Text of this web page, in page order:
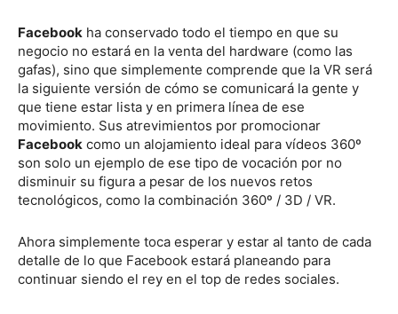
Facebook ha conservado todo el tiempo en que su
negocio no estará en la venta del hardware (como las
gafas), sino que simplemente comprende que la VR será
la siguiente versión de cómo se comunicará la gente y
que tiene estar lista y en primera línea de ese
movimiento. Sus atrevimientos por promocionar
Facebook como un alojamiento ideal para vídeos 360º
son solo un ejemplo de ese tipo de vocación por no
disminuir su figura a pesar de los nuevos retos
tecnológicos, como la combinación 360º / 3D / VR.
Ahora simplemente toca esperar y estar al tanto de cada
detalle de lo que Facebook estará planeando para
continuar siendo el rey en el top de redes sociales.